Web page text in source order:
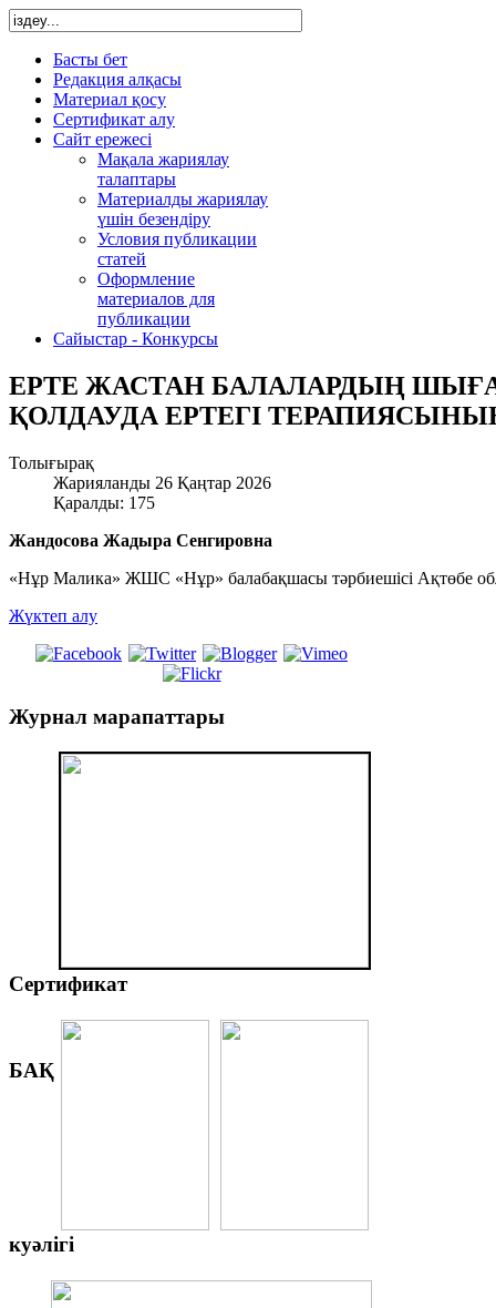
Басты бет
Редакция алқасы
Материал қосу
Сертификат алу
Сайт ережесі
Мақала жариялау
талаптары
Материалды жариялау
үшін безендіру
Условия публикации
статей
Оформление
материалов для
публикации
Сайыстар - Конкурсы
ЕРТЕ ЖАСТАН БАЛАЛАРДЫҢ
ҚОЛДАУДА ЕРТЕГІ
Толығырақ
Жарияланды 26 Қаңтар 2026
Қаралды: 175
Жандосова Жадыра Сенгировна
«Нұр Малика» ЖШС «Нұр» балабақшасы тәрбиешісі Ақтөбе
Жүктеп алу
Журнал марапаттары
Сертификат
БАҚ
куәлігі